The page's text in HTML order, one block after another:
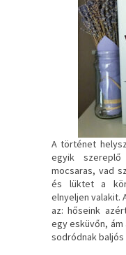
A történet
egyik
mocsaras, vad
és lüktet a
elnyeljen valakit.
az: hőseink
egy esküvőn,
sodródnak